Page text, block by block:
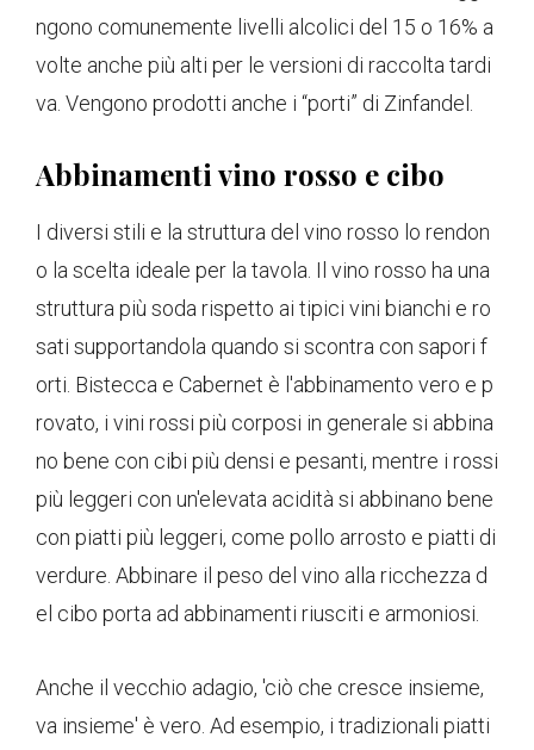
ngono comunemente livelli alcolici del 15 o 16% a
volte anche più alti per le versioni di raccolta tardi
va. Vengono prodotti anche i “porti” di Zinfandel.
Abbinamenti vino rosso e cibo
I diversi stili e la struttura del vino rosso lo rendon
o la scelta ideale per la tavola. Il vino rosso ha una
struttura più soda rispetto ai tipici vini bianchi e ro
sati supportandola quando si scontra con sapori f
orti. Bistecca e Cabernet è l'abbinamento vero e p
rovato, i vini rossi più corposi in generale si abbina
no bene con cibi più densi e pesanti, mentre i rossi
più leggeri con un'elevata acidità si abbinano bene
con piatti più leggeri, come pollo arrosto e piatti di
verdure. Abbinare il peso del vino alla ricchezza d
el cibo porta ad abbinamenti riusciti e armoniosi.
Anche il vecchio adagio, 'ciò che cresce insieme,
va insieme' è vero. Ad esempio, i tradizionali piatti